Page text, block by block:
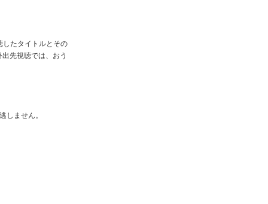
したタイトルとその
先視聴では、おう
しません。